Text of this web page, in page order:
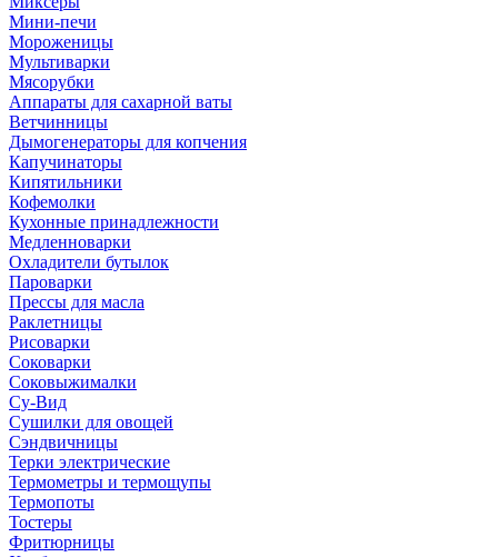
Мини-печи
Мороженицы
Мультиварки
Мясорубки
Аппараты для сахарной ваты
Ветчинницы
Дымогенераторы для копчения
Капучинаторы
Кипятильники
Кофемолки
Кухонные принадлежности
Медленноварки
Охладители бутылок
Пароварки
Прессы для масла
Раклетницы
Рисоварки
Соковарки
Соковыжималки
Су-Вид
Сушилки для овощей
Сэндвичницы
Терки электрические
Термометры и термощупы
Термопоты
Тостеры
Фритюрницы